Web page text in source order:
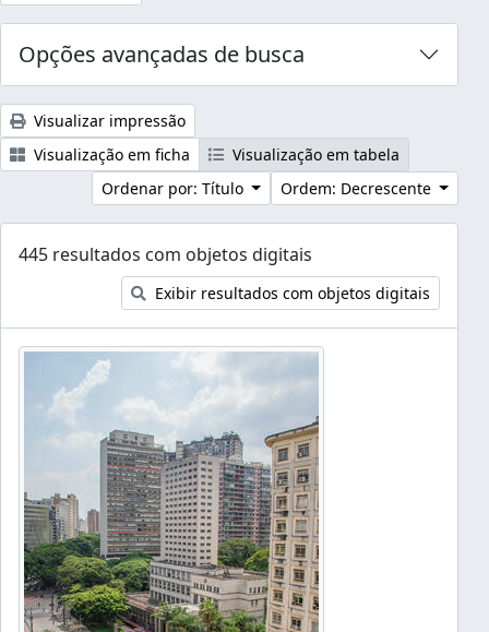
Opções avançadas de busca
Visualizar impressão
Visualização em ficha
Visualização em tabela
Ordenar por: Título
Ordem: Decrescente
445 resultados com objetos digitais
Exibir resultados com objetos digitais